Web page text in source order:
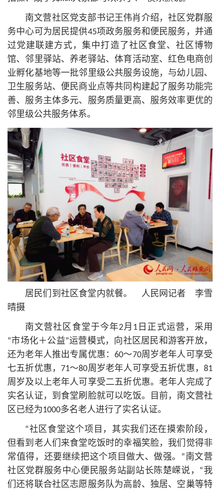
南文营社区党支部书记王伟肖介绍，社区党群服
务中心可为居民提供45项政务服务和便民服务，并通
过党建联建方式，集中打造了社区食堂、社区博物
馆、邻里驿站、养老驿站、体育活动室、红色电商创
业孵化基地等一批邻里级公共服务设施，与幼儿园、
卫生服务站、便民商业点等共同构建起了服务功能完
善、服务主体多元、服务质量更高、服务效率更优的
邻里级公共服务体系。
居民们到社区食堂内就餐。 人民网记者 李雪
晴摄
南文营社区食堂于今年2月1日正式运营，采用
“市场化＋公益”运营模式，向社区居民和游客开放，
还为老年人推出专属优惠：60～70周岁老年人可享受
七五折优惠，71～80周岁老年人可享受五折优惠，81
周岁及以上老年人可享受二五折优惠。老年人完成了
实名认证，到食堂刷脸就可以吃饭。目前，南文营社
区已经为1000多名老人进行了实名认证。
“社区食堂这个项目，其实我们还在摸索阶段，
但看到老人们来食堂吃饭时的幸福笑脸，我们觉得非
常值得，还要继续把这个项目做大、做强。”南文营
社区党群服务中心便民服务站副站长陈楚嵘说，“我
们还将联合社区志愿服务队为高龄、独居、空巢等特